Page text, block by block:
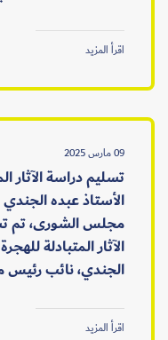
اقرأ المزيد
09 مارس 2025
تسليم دراسة الآثار
مجلس الشورى، تم
الآثار المتبادلة
الجندي، نائب
اقرأ المزيد